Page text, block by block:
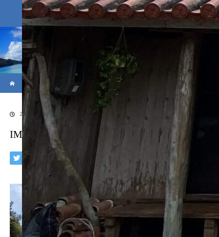
COCO SUPのこ
ホーム
ブログ
IMG_5549
2021.03.9
IMG_5549